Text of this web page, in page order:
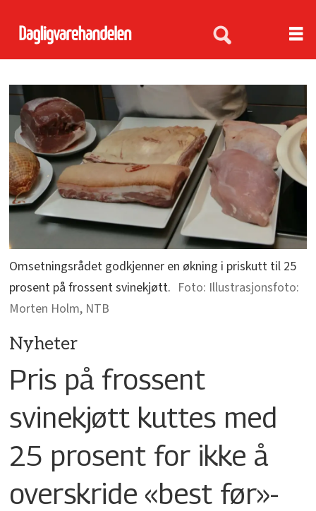
Omsetningsrådet godkjenner en økning i priskutt til 25
prosent på frossent svinekjøtt.
Illustrasjonsfoto:
Morten Holm, NTB
Nyheter
Pris på frossent
svinekjøtt kuttes med
25 prosent for ikke å
overskride «best før»-